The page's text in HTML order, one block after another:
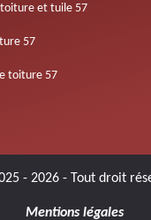
et tuile 57
57
toiture 57
- 2026 - Tout droit
Mentions légales